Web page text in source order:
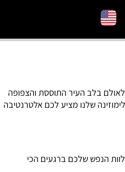
בלב העיר התוססת והצפופה
שלנו מציע לכם אלטרנטיבה
הנפש שלכם ברגעים הכי